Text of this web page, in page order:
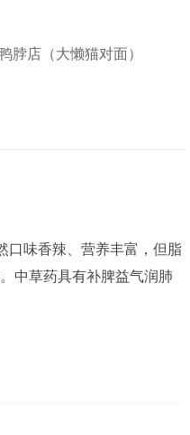
脖店（大懒猫对面）
口味香辣、营养丰富，但脂
中草药具有补脾益气润肺